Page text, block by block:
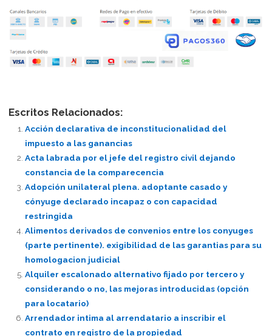
Escritos Relacionados:
Acción declarativa de inconstitucionalidad del
impuesto a las ganancias
Acta labrada por el jefe del registro civil dejando
constancia de la comparecencia
Adopción unilateral plena. adoptante casado y
cónyuge declarado incapaz o con capacidad
restringida
Alimentos derivados de convenios entre los conyuges
(parte pertinente). exigibilidad de las garantias para su
homologacion judicial
Alquiler escalonado alternativo fijado por tercero y
considerando o no, las mejoras introducidas (opción
para locatario)
Arrendador intima al arrendatario a inscribir el
contrato en registro de la propiedad